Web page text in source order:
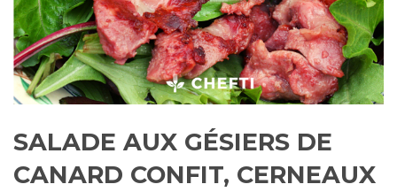
SALADE AUX GÉSIERS DE
CANARD CONFIT, CERNEAUX